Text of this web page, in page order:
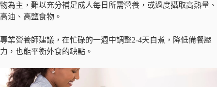
物為主，難以充分補足成人每日所需營養，或過度攝取高熱量、
高油、高鹽食物。
專業營養師建議，在忙碌的一週中調整2-4天自煮，降低備餐壓
力，也能平衡外食的缺點。